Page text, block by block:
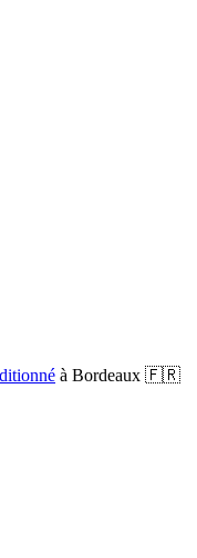
à Bordeaux 🇫🇷